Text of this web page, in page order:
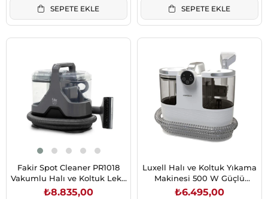
SEPETE EKLE SEPETE EKLE
Fakir Spot Cleaner PR1018
Vakumlu Halı ve Koltuk Leke
Temizleyici
₺8.835,00
Luxell Halı ve Koltuk Yıkama
Makinesi 500 W Güçlü
Vakumlu
₺6.495,00